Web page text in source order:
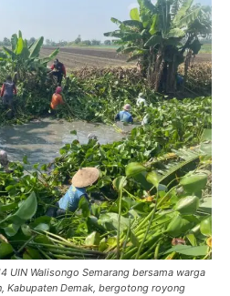
UIN Walisongo Semarang bersama warga
Kabupaten Demak, bergotong royong